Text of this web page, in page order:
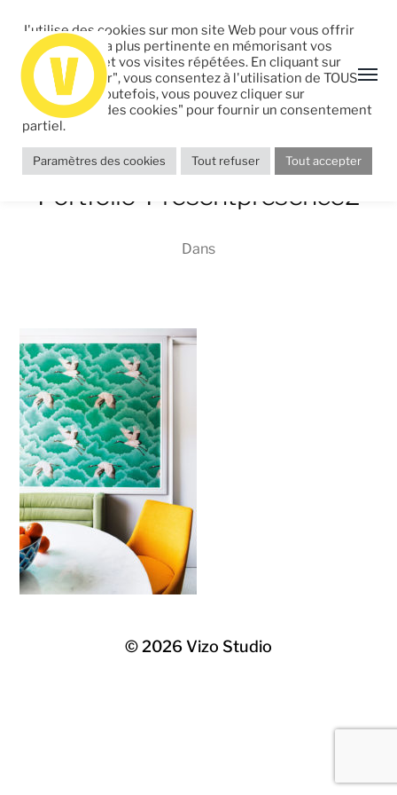
Portfolio-Presentpresence2
Dans
© 2026 Vizo Studio
J'utilise des cookies sur mon site Web pour vous offrir
l'expérience la plus pertinente en mémorisant vos
préférences et vos visites répétées. En cliquant sur
"Tout accepter", vous consentez à l'utilisation de TOUS
les cookies. Toutefois, vous pouvez cliquer sur
"Paramètres des cookies" pour fournir un consentement
partiel.
Paramètres des cookies Tout refuser Tout accepter